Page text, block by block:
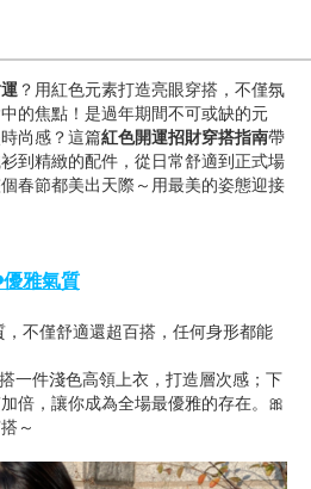
？用紅色元素打造亮眼穿搭，不僅氛
的焦點！是過年期間不可或缺的元
尚感？這篇紅色開運招財穿搭指南帶
到精緻的配件，從日常舒適到正式場
春節都美出天際～用最美的姿態迎接
雅氣質
不僅舒適還超百搭，任何身形都能
一件淺色高領上衣，打造層次感；下
倍，讓你成為全場最優雅的存在。🎀
～